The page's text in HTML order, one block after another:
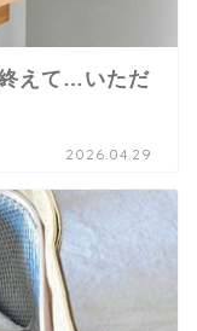
終えて…いただ
2026.04.29